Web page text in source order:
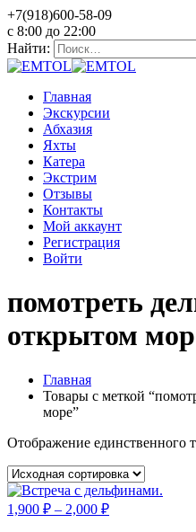
+7(918)600-58-09
c 8:00 до 22:00
Найти:
Главная
Экскурсии
Абхазия
Яхты
Катера
Экстрим
Отзывы
Контакты
Мой аккаунт
Регистрация
Войти
помотреть
открытом
Главная
Товары с меткой
море”
Отображение единственного
1,900 ₽ – 2,000 ₽